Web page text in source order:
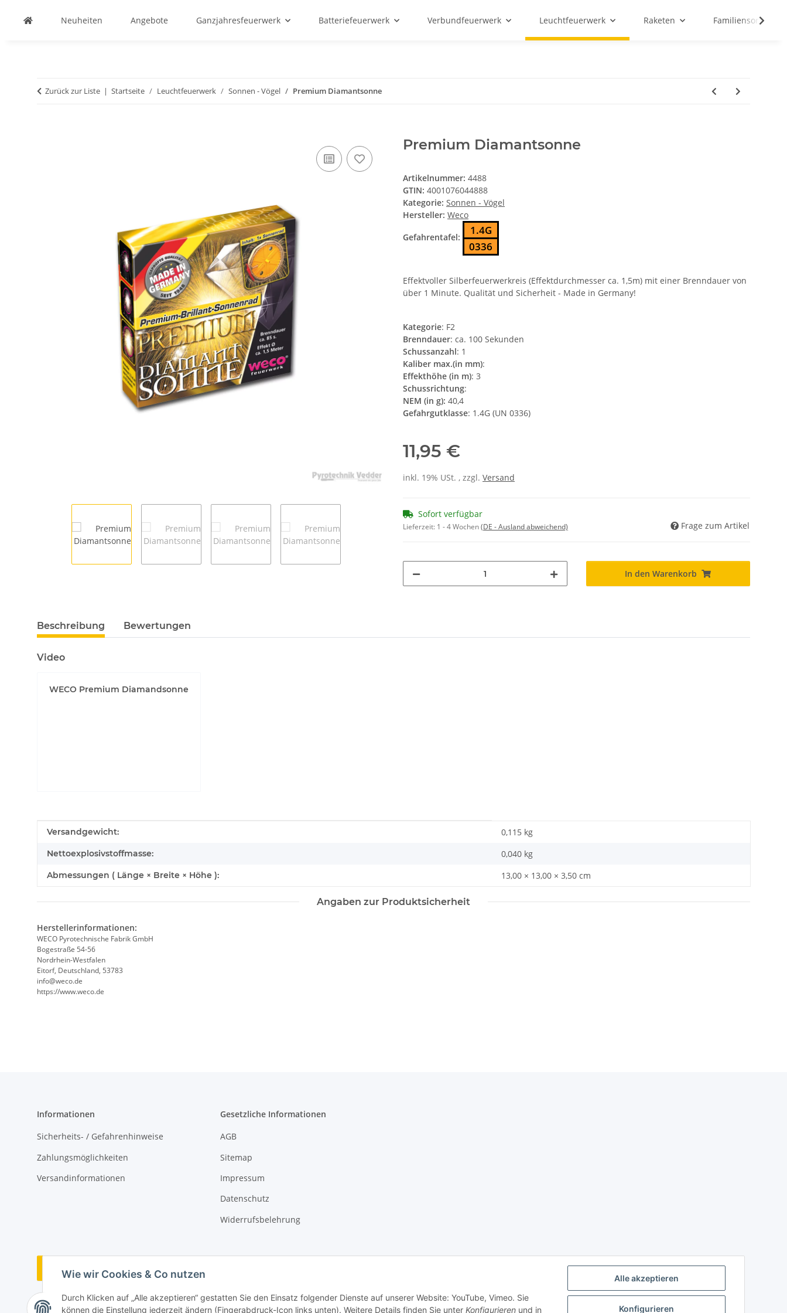
Alle akzeptieren
Konfigurieren
Wie wir Cookies & Co nutzen
Durch Klicken auf „Alle akzeptieren“ gestatten Sie den Einsatz folgender Dienste auf unserer Website: YouTube, Vimeo. Sie
können die Einstellung jederzeit ändern (Fingerabdruck-Icon links unten). Weitere Details finden Sie unter Konfigurieren und in
Neuheiten Angebote Ganzjahresfeuerwerk Batteriefeuerwerk Verbundfeuerwerk Leuchtfeuerwerk Raketen
Zurück zur Liste Startseite Leuchtfeuerwerk Sonnen - Vögel Premium Diamantsonne
Premium Diamantsonne
Artikelnummer: 4488
GTIN: 4001076044888
Kategorie: Sonnen - Vögel
Hersteller: Weco
Gefahrentafel:
1.4G
0336
Effektvoller Silberfeuerwerkreis (Effektdurchmesser ca. 1,5m) mit einer Brenndauer von
über 1 Minute. Qualität und Sicherheit - Made in Germany!
Kategorie: F2
Brenndauer: ca. 100 Sekunden
Schussanzahl: 1
Kaliber max.(in mm):
Effekthöhe (in m): 3
Schussrichtung:
NEM (in g): 40,4
Gefahrgutklasse: 1.4G (UN 0336)
11,95 €
inkl. 19% USt. , zzgl. Versand
Sofort verfügbar
Lieferzeit: 1 - 4 Wochen(DE - Ausland abweichend) Frage zum Artikel
In den Warenkorb
Beschreibung Bewertungen
Video
WECO Premium Diamandsonne
Produkteigenschaft
Wert
Versandgewicht: 0,115 kg
Nettoexplosivstoffmasse: 0,040 kg
Abmessungen ( Länge × Breite × Höhe ): 13,00 × 13,00 × 3,50 cm
Angaben zur Produktsicherheit
Herstellerinformationen:
WECO Pyrotechnische Fabrik GmbH
Bogestraße 54-56
Nordrhein-Westfalen
Eitorf, Deutschland, 53783
info@weco.de
https://www.weco.de
Informationen
Sicherheits- / Gefahrenhinweise
Zahlungsmöglichkeiten
Versandinformationen
Gesetzliche Informationen
AGB
Sitemap
Impressum
Datenschutz
Widerrufsbelehrung
Vertrag widerrufen